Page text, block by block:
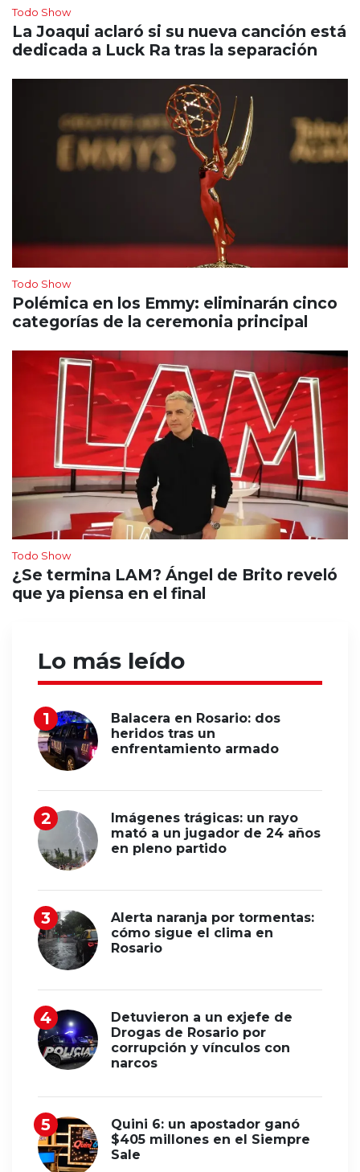
Todo Show
La Joaqui aclaró si su nueva canción está
dedicada a Luck Ra tras la separación
Todo Show
Polémica en los Emmy: eliminarán cinco
categorías de la ceremonia principal
Todo Show
¿Se termina LAM? Ángel de Brito reveló
que ya piensa en el final
Lo más leído
Balacera en Rosario: dos
heridos tras un
enfrentamiento armado
Imágenes trágicas: un rayo
mató a un jugador de 24 años
en pleno partido
Alerta naranja por tormentas:
cómo sigue el clima en
Rosario
Detuvieron a un exjefe de
Drogas de Rosario por
corrupción y vínculos con
narcos
Quini 6: un apostador ganó
$405 millones en el Siempre
Sale